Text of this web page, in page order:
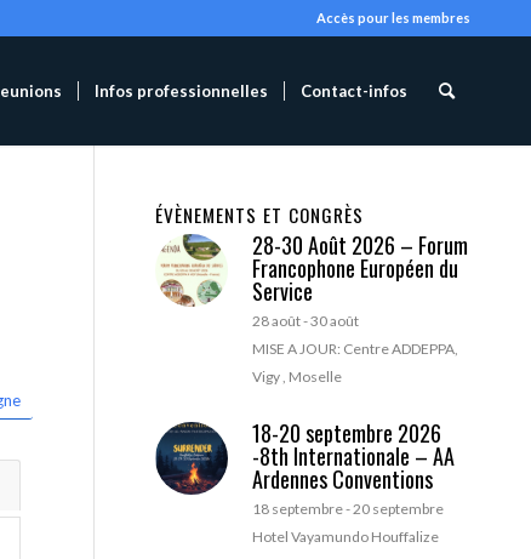
Accès pour les membres
Infos professionnelles Contact-infos
ÉVÈNEMENTS ET CONGRÈS
28-30 Août 2026 – Forum
Francophone Européen du
Service
28 août-30 août
MISE A JOUR: Centre ADDEPPA,
Vigy , Moselle
18-20 septembre 2026
-8th Internationale – AA
Ardennes Conventions
18 septembre-20 septembre
Hotel Vayamundo Houffalize